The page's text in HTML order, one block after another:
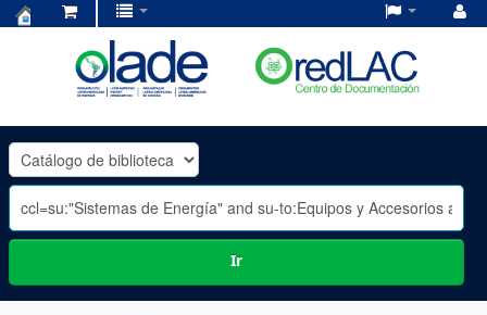
OLADE
-
Ir